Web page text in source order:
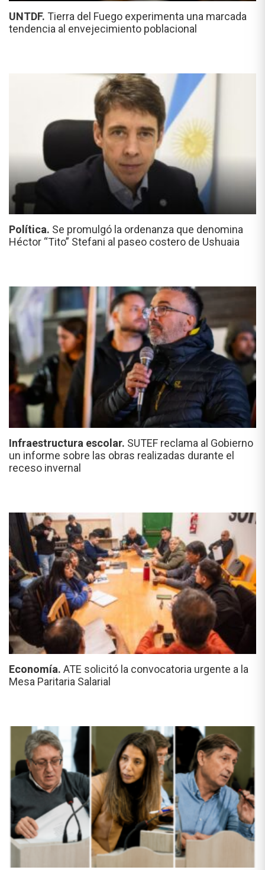
UNTDF. Tierra del Fuego experimenta una marcada
tendencia al envejecimiento poblacional
Política. Se promulgó la ordenanza que denomina
Héctor “Tito” Stefani al paseo costero de Ushuaia
Infraestructura escolar. SUTEF reclama al Gobierno
un informe sobre las obras realizadas durante el
receso invernal
Economía. ATE solicitó la convocatoria urgente a la
Mesa Paritaria Salarial